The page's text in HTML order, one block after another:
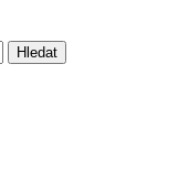
Hledat